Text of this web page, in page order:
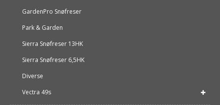
GardenPro Snøfreser
Park & Garden
Sierra Snøfreser 13HK
Sierra Snøfreser 6,5HK
Diverse
Vectra 49s